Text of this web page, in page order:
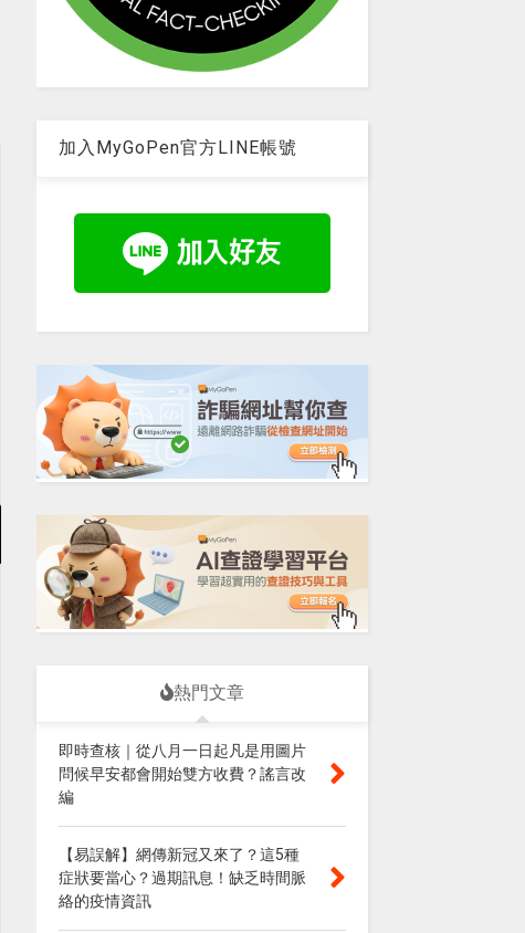
加入MyGoPen官方LINE帳號
熱門文章
即時查核｜從八月一日起凡是用圖片
問候早安都會開始雙方收費？謠言改
編
【易誤解】網傳新冠又來了？這5種
症狀要當心？過期訊息！缺乏時間脈
絡的疫情資訊